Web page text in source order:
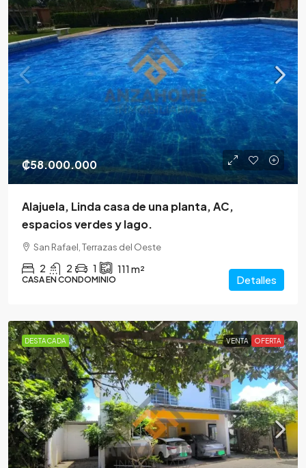
₡58.000.000
Alajuela, Linda casa de una planta, AC,
espacios verdes y lago.
San Rafael, Terrazas del Oeste
2 2 1 111 m²
CASA EN CONDOMINIO Detalles
DESTACADA VENTA OFERTA